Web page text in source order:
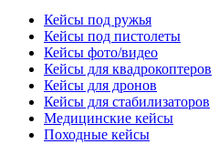
Кейсы под ружья
Кейсы под пистолеты
Кейсы фото/видео
Кейсы для квадрокоптеров
Кейсы для дронов
Кейсы для стабилизаторов
Медицинские кейсы
Походные кейсы